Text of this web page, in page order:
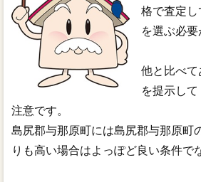
格で査定
を選ぶ必要
他と比べ
を提示し
注意です。
島尻郡与那原町には島尻郡与那原町
りも高い場合はよっぽど良い条件で